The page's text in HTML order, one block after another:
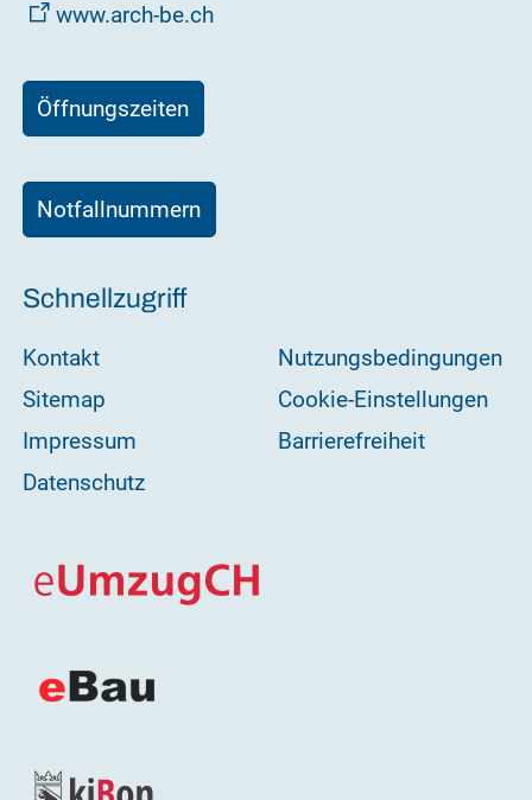
www.arch-be.ch
Öffnungszeiten
Notfallnummern
Schnellzugriff
Kontakt
Sitemap
Impressum
Datenschutz
Nutzungsbedingungen
Cookie-Einstellungen
Barrierefreiheit